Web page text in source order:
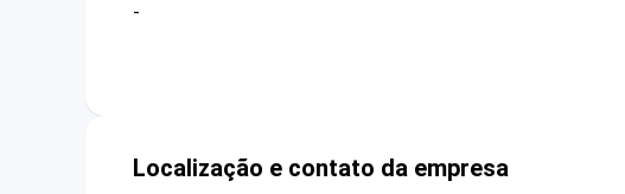
-
Localização e contato da empresa